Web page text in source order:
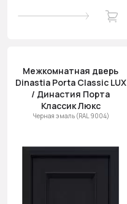
Межкомнатная дверь
Dinastia Porta Classic LUX
/ Династия Порта
Классик Люкс
Черная эмаль (RAL 9004)